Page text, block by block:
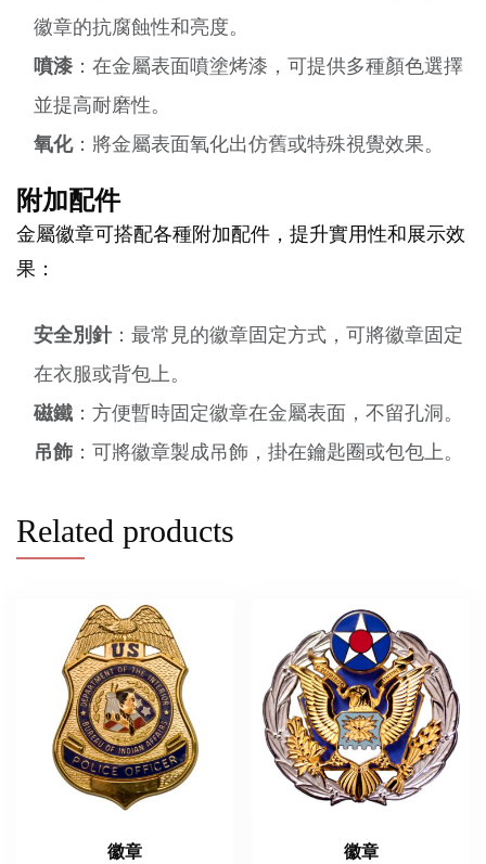
徽章的抗腐蝕性和亮度。
噴漆 ：在金屬表面噴塗烤漆，可提供多種顏色選擇
並提高耐磨性。
氧化：將金屬表面氧化出仿舊或特殊視覺效果。
附加配件
金屬徽章可搭配各種附加配件，提升實用性和展示效
果：
安全別針：最常見的徽章固定方式，可將徽章固定
在衣服或背包上。
磁鐵 ：方便暫時固定徽章在金屬表面，不留孔洞。
吊飾 ：可將徽章製成吊飾，掛在鑰匙圈或包包上。
Related products
徽章 徽章